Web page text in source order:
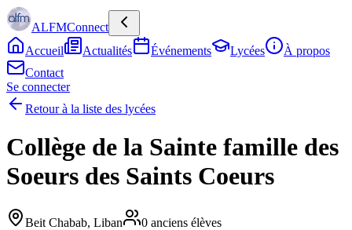
ALFMConnect
Accueil
Actualités Événements Lycées
À propos
Contact
Se connecter
Retour à la liste des lycées
Collège de la Sainte famille des
Soeurs des Saints Coeurs
Beit Chabab, Liban 0 anciens élèves